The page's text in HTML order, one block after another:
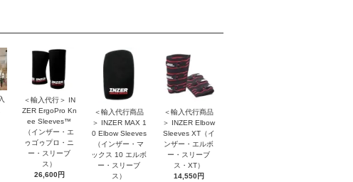
＜輸入代行＞ IN
ZER ErgoPro Kn
ee Sleeves™
（インザー・エ
ゥゴゥプロ・ニ
ー・スリーブ
ス）
26,600円
＜輸入代行商品
＞ INZER MAX 1
0 Elbow Sleeves
（インザー・マ
ックス 10 エルボ
ー・スリーブ
ス）
＜輸入代行商品
＞ INZER Elbow
Sleeves XT（イ
ンザー・エルボ
ー・スリーブ
ス・XT）
14,550円